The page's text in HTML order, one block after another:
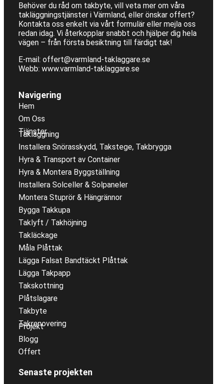
Behöver du råd om takbyte, vill veta mer om våra
takläggningstjänster i Värmland, eller önskar offert?
Kontakta oss enkelt via vårt formulär eller mejla oss
redan idag. Vi återkopplar snabbt och hjälper dig hela
vägen – från första besiktning till färdigt tak!
E-mail: offert@varmland-taklaggare.se
Webb: www.varmland-taklaggare.se
Navigering
Hem
Om Oss
Tjänster
Takläggning
Installera Snörasskydd, Takstege, Takbrygga
Hyra & Transport av Container
Hyra & Montera Byggställning
Installera Solceller & Solpaneler
Montera Stuprör & Hängrännor
Bygga Takkupa
Taklyft / Takhöjning
Takläckage
Måla Plåttak
Lägga Falsat Bandtäckt Plåttak
Lägga Takpapp
Takskottning
Plåtslagare
Takbyte
Takrenovering
Projekt
Blogg
Offert
Senaste projekten